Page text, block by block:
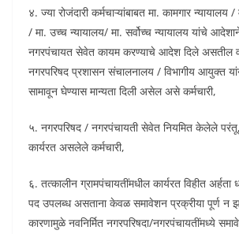
४. ज्या रोजंदारी कर्मचाऱ्यांबाबत मा. कामगार न्यायालय
/ मा. उच्च न्यायालय/ मा. सर्वोच्च न्यायालय यांचे
नगरपंचायत सेवेत कायम करण्याचे आदेश दिले असतील
नगरपरिषद प्रशासन संचालनालय / विभागीय आयुक्त
सामावून घेण्यास मान्यता दिली असेल असे कर्मचारी,
५. नगरपरिषद / नगरपंचायती सेवेत नियमित केलेले
कार्यरत असलेले कर्मचारी,
६. तत्कालीन ग्रामपंचायतींमधील कार्यरत विहीत
पद उपलब्ध असताना केवळ समावेशन प्रक्रीया पूर्ण न
कारणामुळे नवनिर्मित नगरपरिषदा/नगरपंचायतींमध्ये